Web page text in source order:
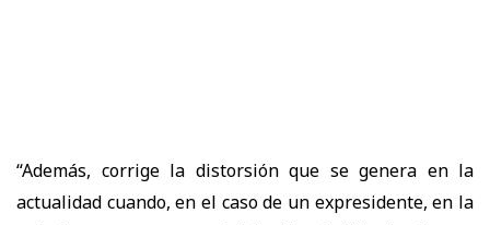
“Además, corrige la distorsión que se genera en la
actualidad cuando, en el caso de un expresidente, en la